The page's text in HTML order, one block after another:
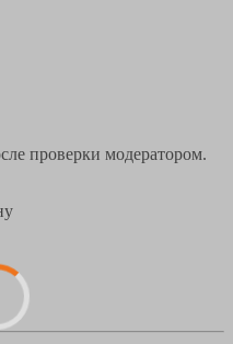
проверки модератором.